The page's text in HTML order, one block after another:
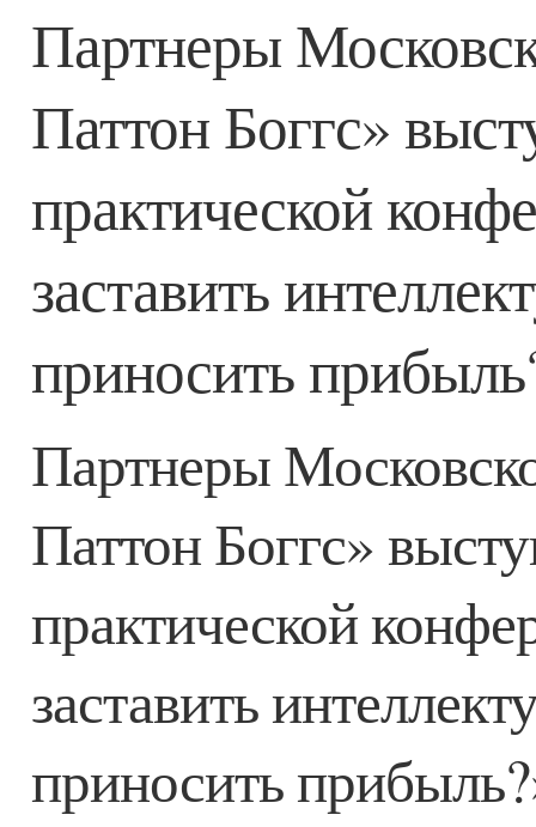
Партнеры
Паттон Боггс»
практической
заставить
приносить
Партнеры
Паттон Боггс»
практической
заставить
приносить